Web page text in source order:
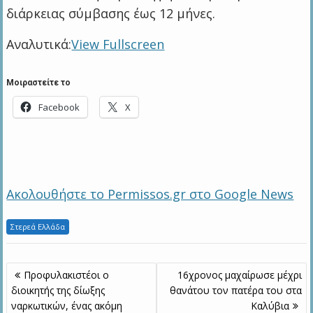
διάρκειας σύμβασης έως 12 μήνες.
Αναλυτικά:View Fullscreen
Μοιραστείτε το
Facebook X
Ακολουθήστε το Permissos.gr στο Google News
Στερεά Ελλάδα
Πλοήγηση
άρθρων
Προφυλακιστέοι ο
διοικητής της δίωξης
ναρκωτικών, ένας ακόμη
16χρονος μαχαίρωσε μέχρι
θανάτου τον πατέρα του στα
Καλύβια